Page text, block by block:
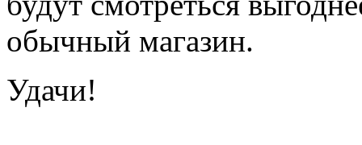
обычный магазин.
Удачи!